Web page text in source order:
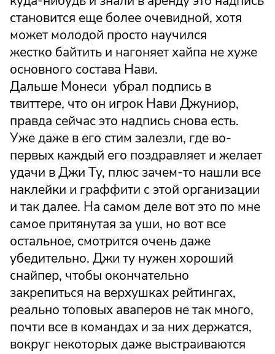
становится еще более очевидной, хотя
может молодой просто научился
жестко байтить и нагоняет хайпа не хуже
основного состава Нави.
Дальше Монеси убрал подпись в
твиттере, что он игрок Нави Джуниор,
правда сейчас это надпись снова есть.
Уже даже в его стим залезли, где во-
первых каждый его поздравляет и желает
удачи в Джи Ту, плюс зачем-то нашли все
наклейки и граффити с этой организации
и так далее. На самом деле вот это по мне
самое притянутая за уши, но вот все
остальное, смотрится очень даже
убедительно. Джи ту нужен хороший
снайпер, чтобы окончательно
закрепиться на верхушках рейтингах,
реально топовых аваперов не так много,
почти все в командах и за них держатся,
вокруг некоторых даже выстраиваются